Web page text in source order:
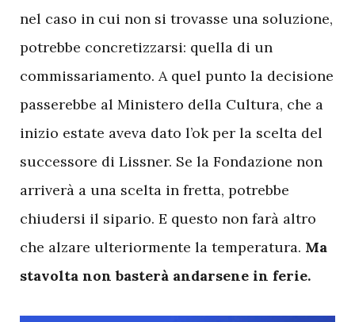
nel caso in cui non si trovasse una soluzione,
potrebbe concretizzarsi: quella di un
commissariamento. A quel punto la decisione
passerebbe al Ministero della Cultura, che a
inizio estate aveva dato l’ok per la scelta del
successore di Lissner. Se la Fondazione non
arriverà a una scelta in fretta, potrebbe
chiudersi il sipario. E questo non farà altro
che alzare ulteriormente la temperatura. Ma
stavolta non basterà andarsene in ferie.